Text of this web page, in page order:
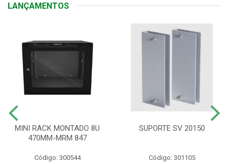
LANÇAMENTOS
MINI RACK MONTADO 8U
470MM-MRM 847
Código: 300544
SUPORTE SV 20150
Código: 301105